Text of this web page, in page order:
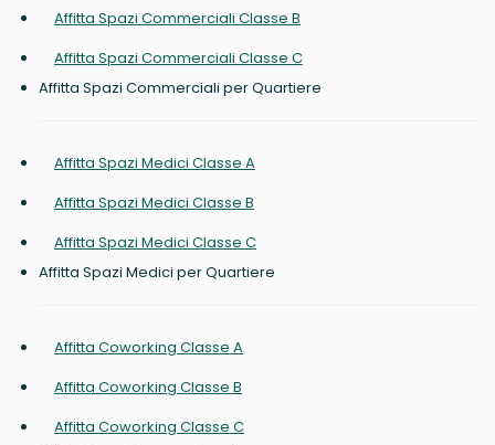
Affitta Spazi Commerciali Classe B
Affitta Spazi Commerciali Classe C
Affitta Spazi Commerciali per Quartiere
Affitta Spazi Medici Classe A
Affitta Spazi Medici Classe B
Affitta Spazi Medici Classe C
Affitta Spazi Medici per Quartiere
Affitta Coworking Classe A
Affitta Coworking Classe B
Affitta Coworking Classe C